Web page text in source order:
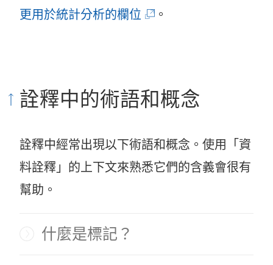
更用於統計分析的欄位 (
新
窗
開
。
詮釋中的術語和概念
詮釋中經常出現以下術語和概念。使用「資
料詮釋」的上下文來熟悉它們的含義會很有
幫助。
什麼是標記？